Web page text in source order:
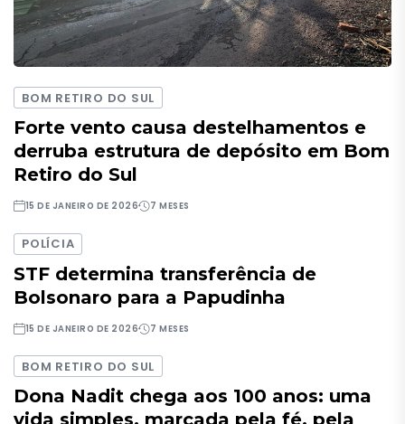
BOM RETIRO DO SUL
Forte vento causa destelhamentos e
derruba estrutura de depósito em Bom
Retiro do Sul
15 DE JANEIRO DE 2026 7 MESES
POLÍCIA
STF determina transferência de
Bolsonaro para a Papudinha
15 DE JANEIRO DE 2026 7 MESES
BOM RETIRO DO SUL
Dona Nadit chega aos 100 anos: uma